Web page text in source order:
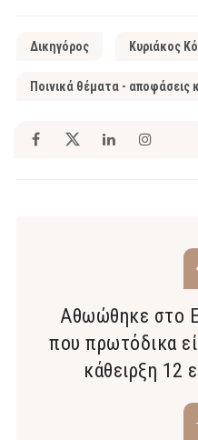
Δικηγόρος Κυριάκος
Ποινικά θέματα - αποφάσεις
Αθωώθηκε στο
που πρωτόδικα
κάθειρξη 12